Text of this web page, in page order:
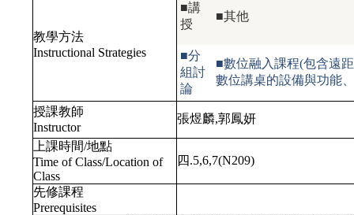
教學方法
Instructional Strategies
■講
授
■其他
■分
組討
論
■數位融入課程(包含遠
數位講桌的設備與功能
授課教師
Instructor
張煜麟,郭鳳妍
上課時間/地點
Time of Class/Location of
Class
四.5,6,7(N209)
先修課程
Prerequisites